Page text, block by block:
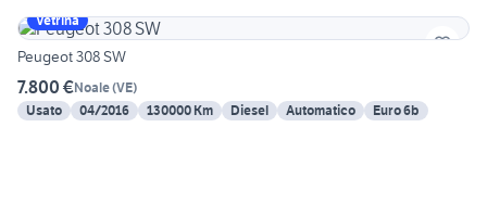
Vetrina
Peugeot 308 SW
7.800 €Noale(VE)
Usato
04/2016 130000 Km Diesel Automatico Euro 6b